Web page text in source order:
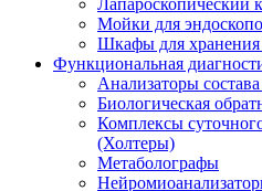
Лапароскопический
Мойки для
Шкафы для хранения
Функциональная
Анализаторы состава
Биологическая
Комплексы
(Холтеры)
Метаболографы